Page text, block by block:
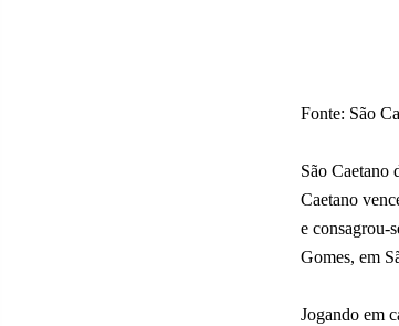
Fonte: São
São Caetano
Caetano
e consagrou-
Gomes, em
Jogando em